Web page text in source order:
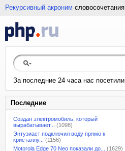
Рекурсивный акроним словосочетания
За последние 24 часа нас посетили
Последние
Создан электромобиль, который
вырабатывает...
(1098)
Энтузиаст подключил воду прямо к
кристаллу...
(1156)
Motorola Edge 70 Neo показали до...
(1629)